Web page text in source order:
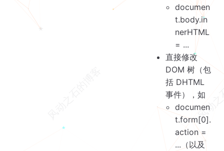
documen
t.body.in
nerHTML
= ...
直接修改
DOM 树（包
括 DHTML
事件），如
documen
t.form[0].
action =
...（以及